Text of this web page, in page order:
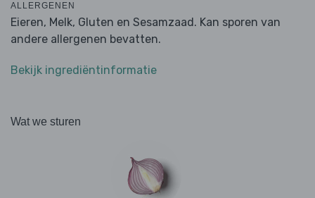
ALLERGENEN
Eieren, Melk, Gluten en Sesamzaad. Kan sporen van
andere allergenen bevatten.
Bekijk ingrediëntinformatie
Wat we sturen